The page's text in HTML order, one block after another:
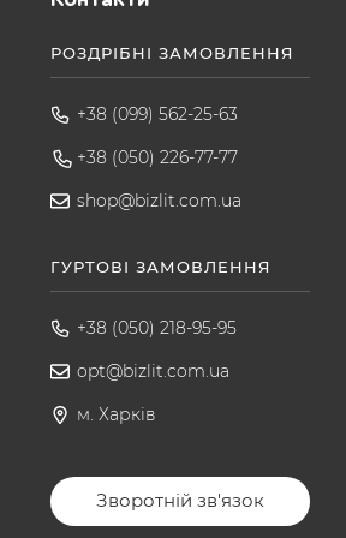
РОЗДРІБНІ ЗАМОВЛЕННЯ
+38 (099) 562-25-63
+38 (050) 226-77-77
shop@bizlit.com.ua
ГУРТОВІ ЗАМОВЛЕННЯ
+38 (050) 218-95-95
opt@bizlit.com.ua
м. Харків
Зворотній зв'язок